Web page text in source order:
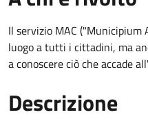
Il servizio MAC
luogo a tutti i cittadini, ma
a conoscere ciò che accade
Descrizione